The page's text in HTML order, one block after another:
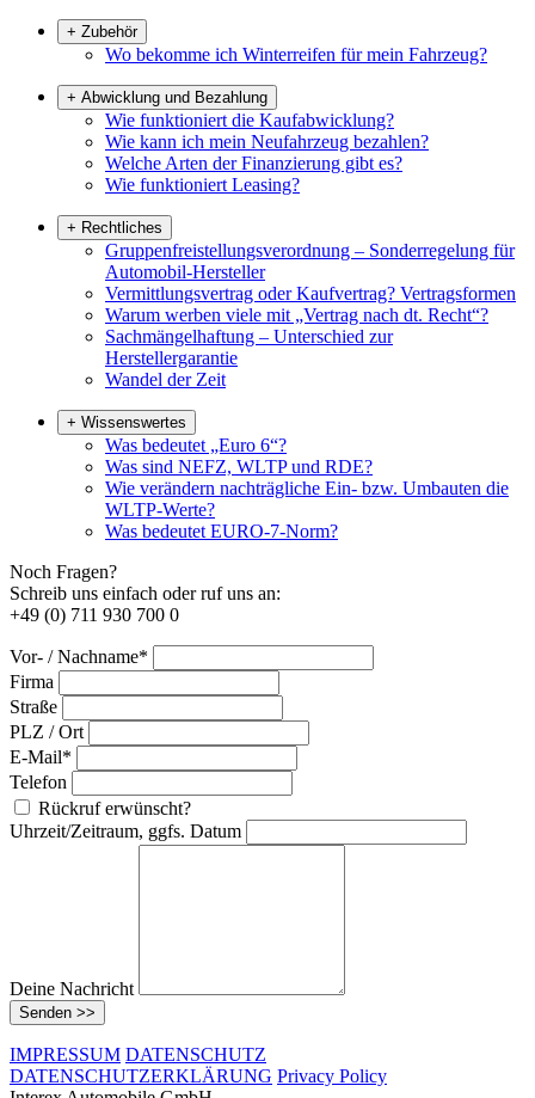
+ Zubehör
Wo bekomme ich Winterreifen für mein Fahrzeug?
+ Abwicklung und Bezahlung
Wie funktioniert die Kaufabwicklung?
Wie kann ich mein Neufahrzeug bezahlen?
Welche Arten der Finanzierung gibt es?
Wie funktioniert Leasing?
+ Rechtliches
Gruppenfreistellungsverordnung – Sonderregelung für
Automobil-Hersteller
Vermittlungsvertrag oder Kaufvertrag? Vertragsformen
Warum werben viele mit „Vertrag nach dt. Recht“?
Sachmängelhaftung – Unterschied zur
Herstellergarantie
Wandel der Zeit
+ Wissenswertes
Was bedeutet „Euro 6“?
Was sind NEFZ, WLTP und RDE?
Wie verändern nachträgliche Ein- bzw. Umbauten die
WLTP-Werte?
Was bedeutet EURO-7-Norm?
Noch Fragen?
Schreib uns einfach oder ruf uns an:
+49 (0) 711 930 700 0
Vor- / Nachname*
Firma
Straße
PLZ / Ort
E-Mail*
Telefon
Rückruf erwünscht?
Uhrzeit/Zeitraum, ggfs. Datum
Deine Nachricht
Senden >>
IMPRESSUM DATENSCHUTZ
DATENSCHUTZERKLÄRUNG Privacy Policy